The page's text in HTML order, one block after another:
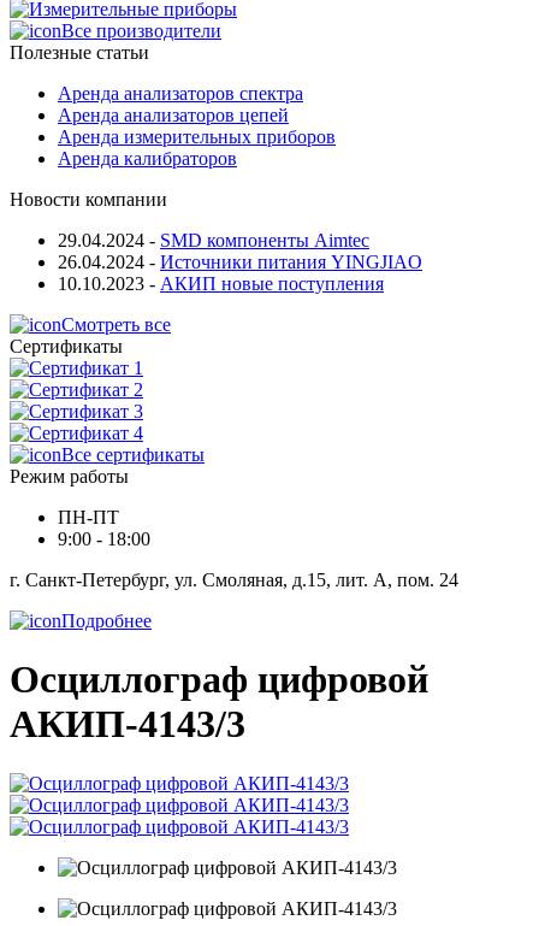
Все производители
Полезные статьи
Аренда анализаторов спектра
Аренда анализаторов цепей
Аренда измерительных приборов
Аренда калибраторов
Новости компании
29.04.2024 - SMD компоненты Aimtec
26.04.2024 - Источники питания YINGJIAO
10.10.2023 - АКИП новые поступления
Смотреть все
Сертификаты
Все сертификаты
Режим работы
ПН-ПТ
9:00 - 18:00
г. Санкт-Петербург, ул. Смоляная, д.15, лит. А, пом. 24
Подробнее
Осциллограф цифровой
АКИП-4143/3